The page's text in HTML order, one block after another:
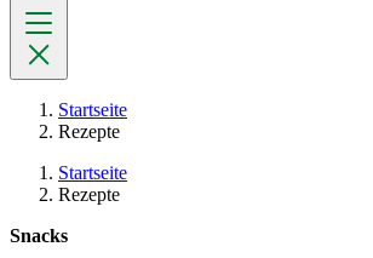
Startseite
Rezepte
Startseite
Rezepte
Snacks